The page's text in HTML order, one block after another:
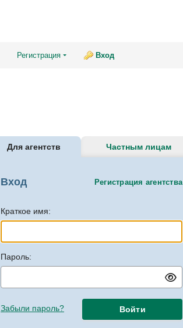
Регистрация Вход
Для агентств Частным лицам
Вход Регистрация агентства
Краткое имя:
Пароль:
Забыли пароль? Войти